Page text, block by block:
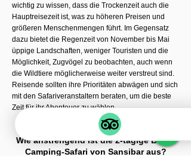
wichtig zu wissen, dass die Trockenzeit auch die
Hauptreisezeit ist, was zu höheren Preisen und
größeren Menschenmengen führt. Im Gegensatz
dazu bietet die Regenzeit von November bis Mai
üppige Landschaften, weniger Touristen und die
Möglichkeit, Zugvögel zu beobachten, auch wenn
die Wildtiere möglicherweise weiter verstreut sind.
Reisende sollten ihre Prioritäten abwägen und sich
mit den Safariveranstaltern beraten, um die beste
Zeit für ihr Abenteuer zu wählen.
Wie anstrengend ist die 2-tägige Billig-
Camping-Safari von Sansibar aus?